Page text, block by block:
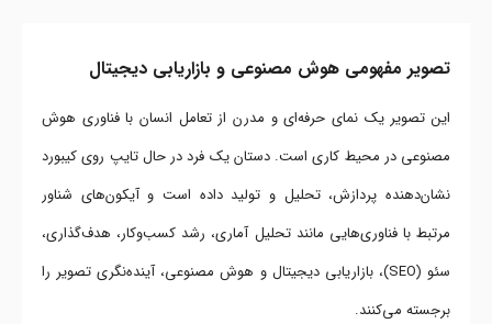
تصویر مفهومی هوش مصنوعی و بازاریابی دیجیتال
این تصویر یک نمای حرفه‌ای و مدرن از تعامل انسان با فناوری هوش
مصنوعی در محیط کاری است. دستان یک فرد در حال تایپ روی کیبورد
نشان‌دهنده پردازش، تحلیل و تولید داده است و آیکون‌های شناور
مرتبط با فناوری‌هایی مانند تحلیل آماری، رشد کسب‌وکار، هدف‌گذاری،
سئو (SEO)، بازاریابی دیجیتال و هوش مصنوعی، آینده‌نگری تصویر را
برجسته می‌کنند.